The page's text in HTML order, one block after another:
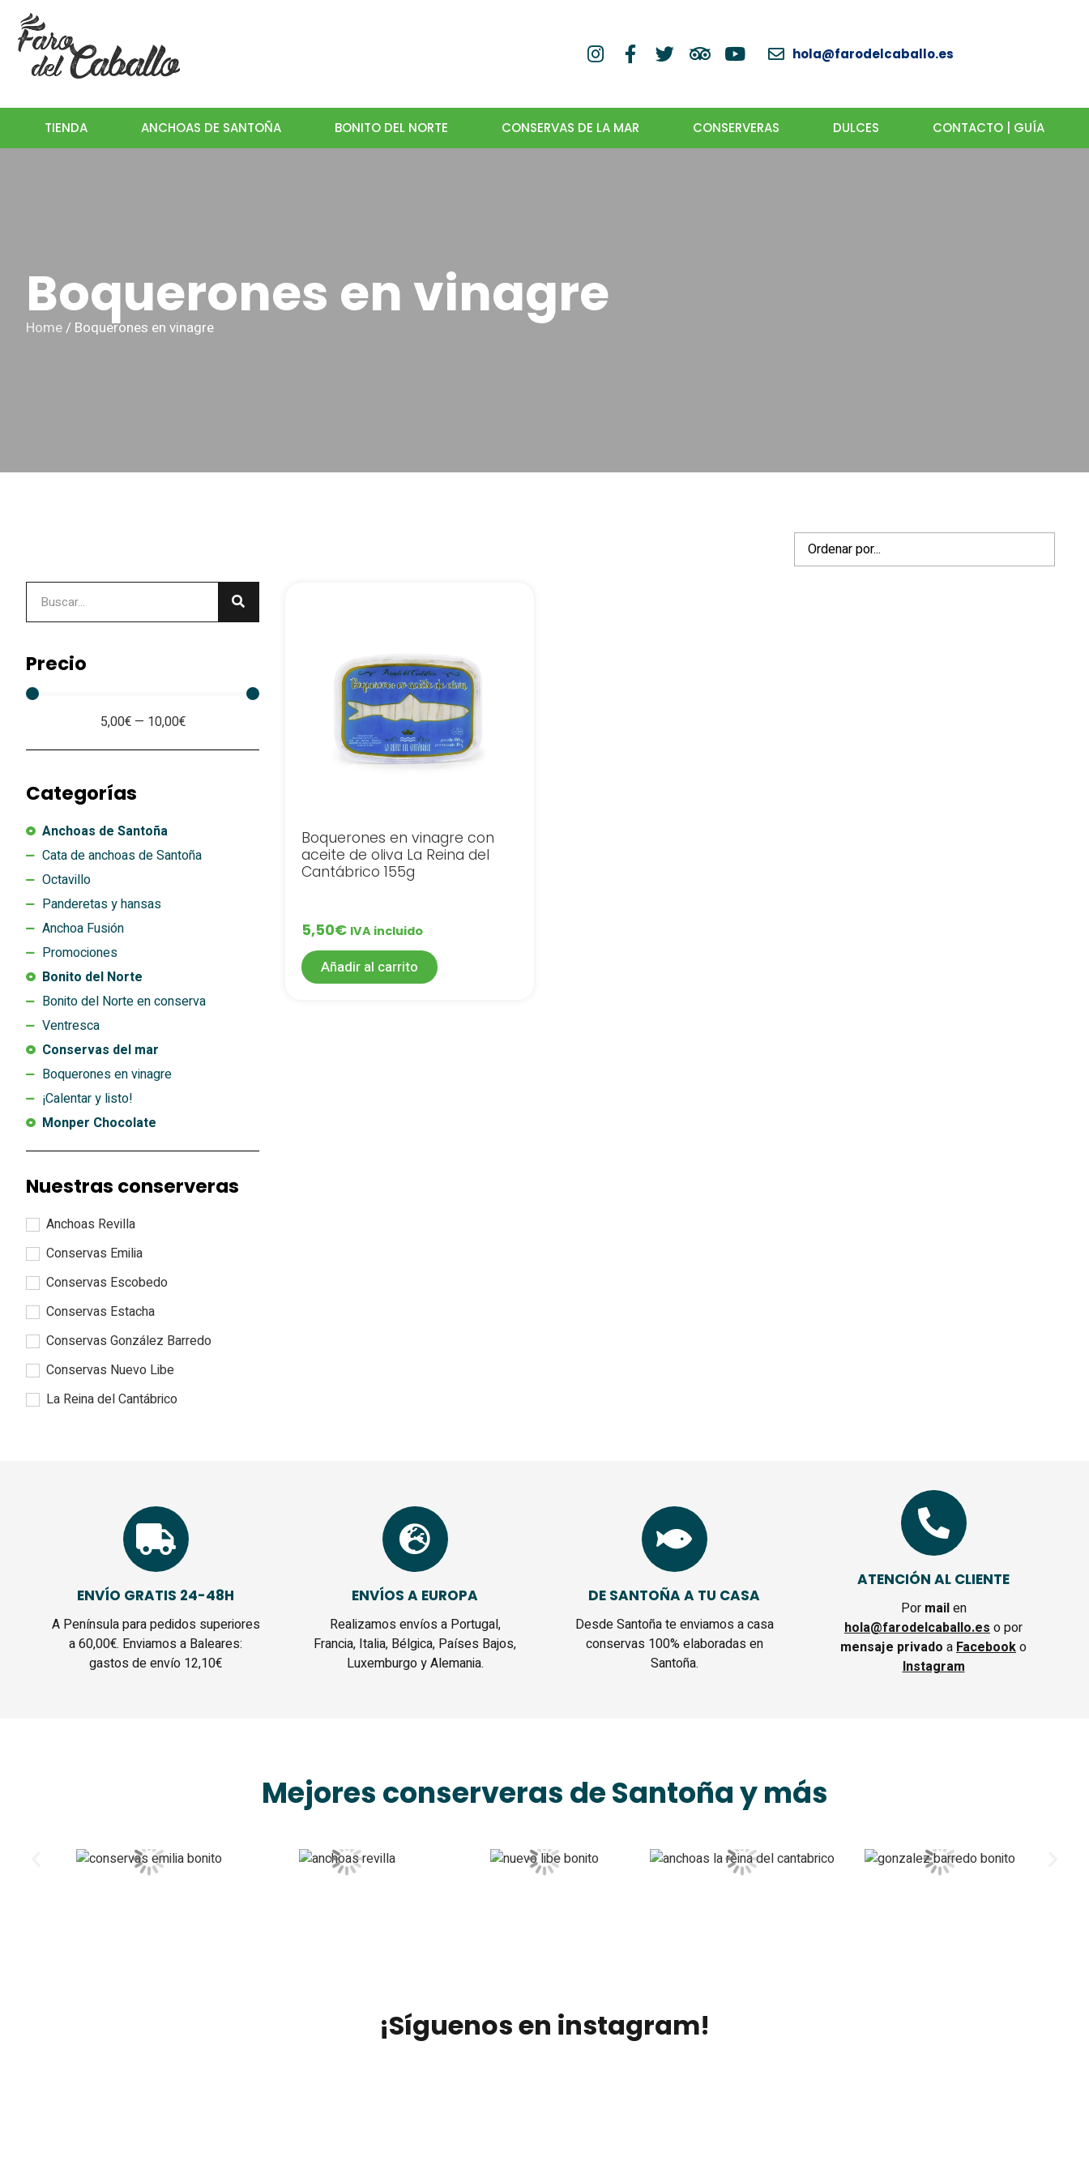
hola@farodelcaballo.es
TIENDA ANCHOAS DE SANTOÑA BONITO DEL NORTE CONSERVAS DE LA MAR CONSERVERAS DULCES CONTACTO | GUÍA
Boquerones en vinagre
Home/ Boquerones en vinagre
Precio
5,00€— 10,00€
Categorías
Anchoas de Santoña
Cata de anchoas de Santoña
Octavillo
Panderetas y hansas
Anchoa Fusión
Promociones
Bonito del Norte
Bonito del Norte en conserva
Ventresca
Conservas del mar
Boquerones en vinagre
¡Calentar y listo!
Monper Chocolate
Nuestras conserveras
Anchoas Revilla
Conservas Emilia
Conservas Escobedo
Conservas Estacha
Conservas González Barredo
Conservas Nuevo Libe
La Reina del Cantábrico
Boquerones en vinagre con
aceite de oliva La Reina del
Cantábrico 155g
5,50€ IVA incluido
Añadir al carrito
ENVÍO GRATIS 24-48H
A Península para pedidos superiores
a 60,00€. Enviamos a Baleares:
gastos de envío 12,10€
ENVÍOS A EUROPA
Realizamos envíos a Portugal,
Francia, Italia, Bélgica, Países Bajos,
Luxemburgo y Alemania.
DE SANTOÑA A TU CASA
Desde Santoña te enviamos a casa
conservas 100% elaboradas en
Santoña.
ATENCIÓN AL CLIENTE
Pormailen
hola@farodelcaballo.eso por
mensaje privado aFacebooko
Instagram
Mejores conserveras de Santoña y más
¡Síguenos en instagram!